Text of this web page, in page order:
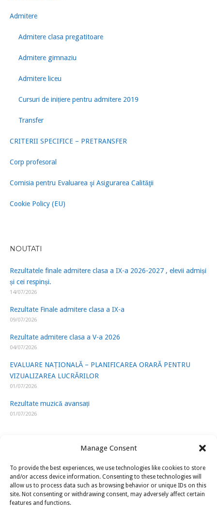
Manage Consent
To provide the best experiences, we use technologies like cookies to store
and/or access device information. Consenting to these technologies will
allow us to process data such as browsing behavior or unique IDs on this
site. Not consenting or withdrawing consent, may adversely affect certain
features and functions.
Admitere
Admitere clasa pregatitoare
Admitere gimnaziu
Admitere liceu
Cursuri de inițiere pentru admitere 2019
Transfer
CRITERII SPECIFICE – PRETRANSFER
Corp profesoral
Comisia pentru Evaluarea şi Asigurarea Calităţii
Cookie Policy (EU)
NOUTATI
Rezultatele finale admitere clasa a IX-a 2026-2027 , elevii admiși
și cei respinși.
14/07/2026
Rezultate Finale admitere clasa a IX-a
09/07/2026
Rezultate admitere clasa a V-a 2026
04/07/2026
EVALUARE NAȚIONALĂ – PLANIFICAREA ORARĂ PENTRU
VIZUALIZAREA LUCRĂRILOR
01/07/2026
Rezultate muzică avansați
01/07/2026
LINK-URI UTILE
ISJ Prahova